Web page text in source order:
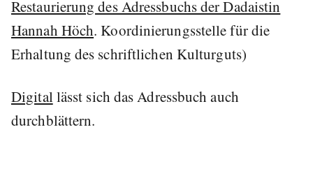
Restaurierung des Adressbuchs der Dadaistin
Hannah Höch. Koordinierungsstelle für die
Erhaltung des schriftlichen Kulturguts)
Digitallässt sich das Adressbuch auch
durchblättern.